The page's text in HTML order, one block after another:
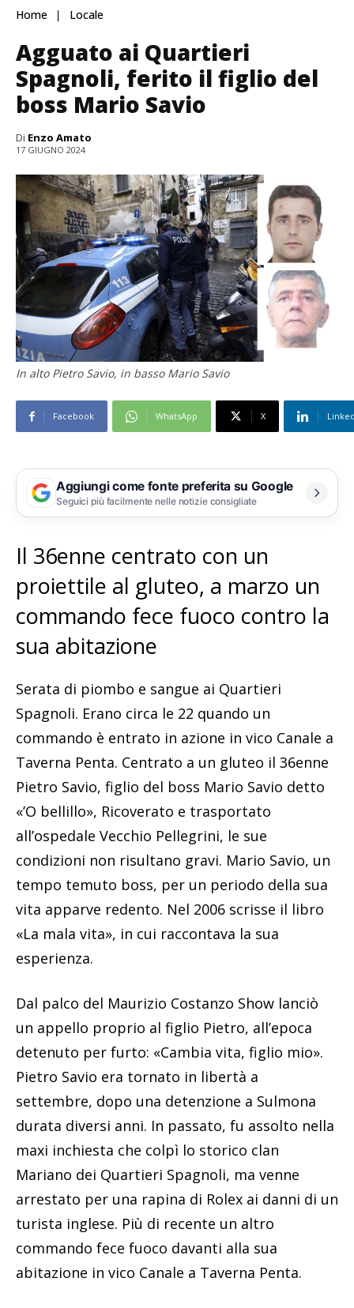
Home Locale
Agguato ai Quartieri
Spagnoli, ferito il figlio del
boss Mario Savio
Di Enzo Amato
17 GIUGNO 2024
In alto Pietro Savio, in basso Mario Savio
Facebook WhatsApp X
Aggiungi come fonte preferita su Google
Seguici più facilmente nelle notizie consigliate
Il 36enne centrato con un
proiettile al gluteo, a marzo un
commando fece fuoco contro la
sua abitazione
Serata di piombo e sangue ai Quartieri
Spagnoli. Erano circa le 22 quando un
commando è entrato in azione in vico Canale a
Taverna Penta. Centrato a un gluteo il 36enne
Pietro Savio, figlio del boss Mario Savio detto
«’O bellillo», Ricoverato e trasportato
all’ospedale Vecchio Pellegrini, le sue
condizioni non risultano gravi. Mario Savio, un
tempo temuto boss, per un periodo della sua
vita apparve redento. Nel 2006 scrisse il libro
«La mala vita», in cui raccontava la sua
esperienza.
Dal palco del Maurizio Costanzo Show lanciò
un appello proprio al figlio Pietro, all’epoca
detenuto per furto: «Cambia vita, figlio mio».
Pietro Savio era tornato in libertà a
settembre, dopo una detenzione a Sulmona
durata diversi anni. In passato, fu assolto nella
maxi inchiesta che colpì lo storico clan
Mariano dei Quartieri Spagnoli, ma venne
arrestato per una rapina di Rolex ai danni di un
turista inglese. Più di recente un altro
commando fece fuoco davanti alla sua
abitazione in vico Canale a Taverna Penta.